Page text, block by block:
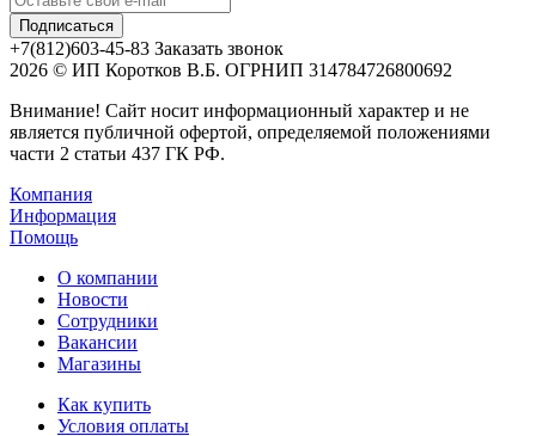
+7(812)603-45-83 Заказать звонок
2026 © ИП Коротков В.Б. ОГРНИП 314784726800692
Внимание! Сайт носит информационный характер и не
является публичной офертой, определяемой положениями
части 2 статьи 437 ГК РФ.
Компания
Информация
Помощь
О компании
Новости
Сотрудники
Вакансии
Магазины
Как купить
Условия оплаты